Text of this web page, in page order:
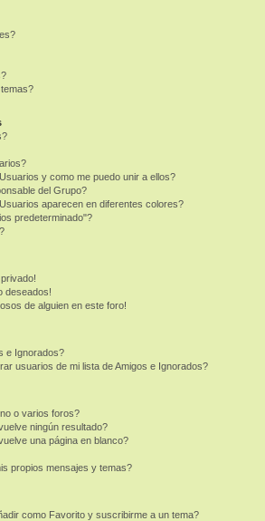
y como me puedo unir a ellos?
del Grupo?
aparecen en diferentes colores?
predeterminado"?
deseados!
de alguien en este foro!
e Ignorados?
usuarios de mi lista de Amigos e Ignorados?
o varios foros?
ningún resultado?
una página en blanco?
propios mensajes y temas?
como Favorito y suscribirme a un tema?